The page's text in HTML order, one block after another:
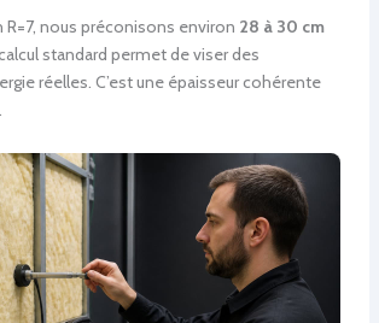
R=7, nous préconisons environ 28 à 30 cm
standard permet de viser des
réelles. C’est une épaisseur cohérente